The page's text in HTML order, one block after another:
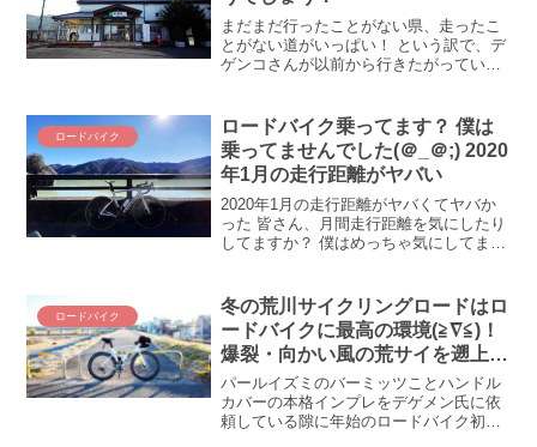
まだまだ行ったことがない県、走ったこ
とがない道がいっぱい！ という訳で、デ
ゲンコさんが以前から行きたがっていた
んロードとは？さて、つくばりんりんロ
ードとは何でしょう...
ロードバイク
ロードバイク乗ってます？ 僕は
乗ってませんでした(＠_＠;) 2020
年1月の走行距離がヤバい
2020年1月の走行距離がヤバくてヤバか
った 皆さん、月間走行距離を気にしたり
してますか？ 僕はめっちゃ気にしてます
ホントにヤヴァイ！！ 202...
ロードバイク
冬の荒川サイクリングロードはロ
ードバイクに最高の環境(≧∇≦)！
爆裂・向かい風の荒サイを遡上す
る2023年初ロードバイクライド
パールイズミのバーミッツことハンドル
カバーの本格インプレをデゲメン氏に依
頼している隙に年始のロードバイク初ラ